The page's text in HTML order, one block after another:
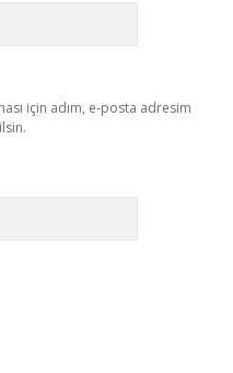
için adım, e-posta adresim